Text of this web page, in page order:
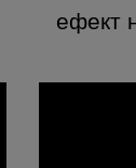
ефект